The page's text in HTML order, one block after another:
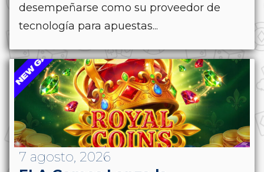
desempeñarse como su proveedor de
tecnología para apuestas...
7 agosto, 2026